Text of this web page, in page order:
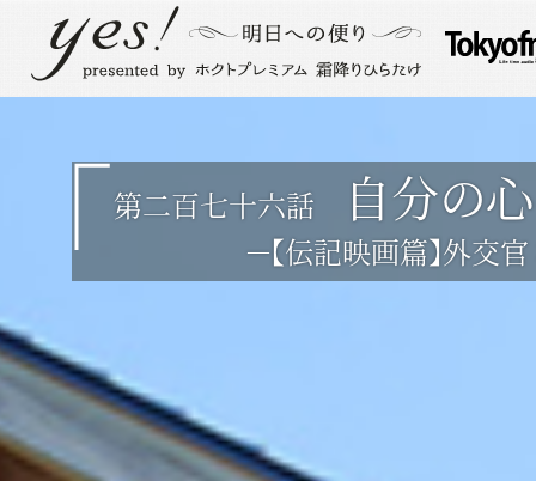
第二百七十六話 自分の
－【伝記映画篇】外交